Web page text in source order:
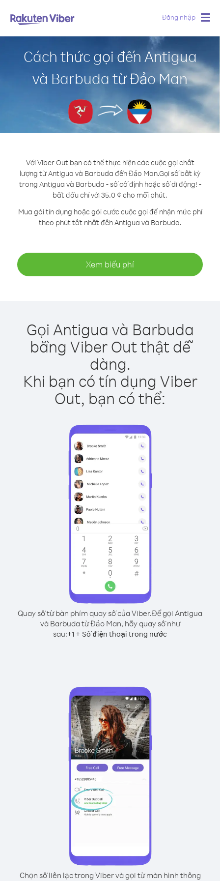
Đăng nhập
Cách thức gọi đến Antigua
và Barbuda từ Đảo Man
Với Viber Out bạn có thể thực hiện các cuộc gọi chất
lượng từ Antigua và Barbuda đến Đảo Man.Gọi số bất kỳ
trong Antigua và Barbuda - số cố định hoặc số di động! -
bắt đầu chỉ với 35.0 ¢ cho mỗi phút.
Mua gói tín dụng hoặc gói cước cuộc gọi để nhận mức phí
theo phút tốt nhất đến Antigua và Barbuda.
Xem biểu phí
Gọi Antigua và Barbuda
bằng Viber Out thật dễ
dàng.
Khi bạn có tín dụng Viber
Out, bạn có thể:
Quay số từ bàn phím quay số của Viber.Để gọi Antigua
và Barbuda từ Đảo Man, hãy quay số như
sau:+1 + Số điện thoại trong nước
Chọn số liên lạc trong Viber và gọi từ màn hình thông